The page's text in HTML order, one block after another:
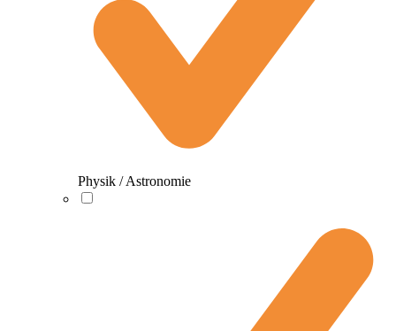
Physik / Astronomie